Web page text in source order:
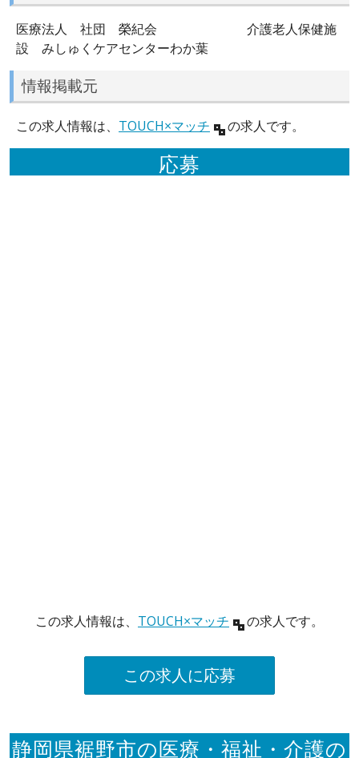
医療法人 社団 榮紀会 介護老人保健施
設 みしゅくケアセンターわか葉
情報掲載元
この求人情報は、 TOUCH×マッチ の求人です。
応募
この求人情報は、 TOUCH×マッチ の求人です。
この求人に応募
静岡県裾野市の医療・福祉・介護の